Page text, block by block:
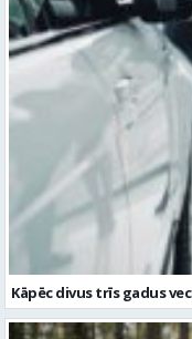
Kāpēc divus trīs gadus